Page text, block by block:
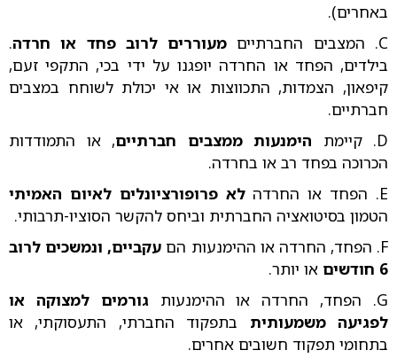
באחרים).
C. המצבים החברתיים
מעוררים לרוב פחד או חרדה.
בילדים, הפחד או החרדה יופגנו על ידי בכי, התקפי זעם,
קיפאון, הצמדות, התכווצות או אי יכולת לשוחח במצבים
חברתיים.
D. קיימת
הימנעות ממצבים חברתיים, או התמודדות
הכרוכה בפחד רב או בחרדה.
E. הפחד או החרדה
לא פרופורציונלים לאיום האמיתי
הטמון בסיטואציה החברתית וביחס להקשר הסוציו-תרבותי.
F. הפחד, החרדה או ההימנעות הם
עקביים, ונמשכים לרוב
6 חודשים
או יותר.
G. הפחד, החרדה או ההימנעות
גורמים למצוקה או
לפגיעה משמעותית בתפקוד החברתי, התעסוקתי, או
בתחומי תפקוד חשובים אחרים.